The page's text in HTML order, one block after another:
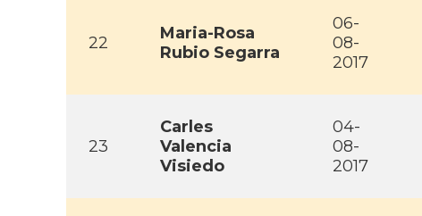
22
Maria-Rosa
Rubio Segarra
06-
08-
2017
23
Carles
Valencia
Visiedo
04-
08-
2017